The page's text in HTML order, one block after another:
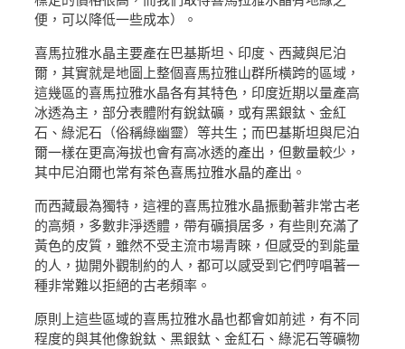
便，可以降低一些成本）。
喜馬拉雅水晶主要產在巴基斯坦、印度、西藏與尼泊
爾，其實就是地圖上整個喜馬拉雅山群所橫跨的區域，
這幾區的喜馬拉雅水晶各有其特色，印度近期以量產高
冰透為主，部分表體附有銳鈦礦，或有黑銀鈦、金紅
石、綠泥石（俗稱綠幽靈）等共生；而巴基斯坦與尼泊
爾一樣在更高海拔也會有高冰透的產出，但數量較少，
其中尼泊爾也常有茶色喜馬拉雅水晶的產出。
而西藏最為獨特，這裡的喜馬拉雅水晶振動著非常古老
的高頻，多數非淨透體，帶有礦損居多，有些則充滿了
黃色的皮質，雖然不受主流市場青睞，但感受的到能量
的人，拋開外觀制約的人，都可以感受到它們哼唱著一
種非常難以拒絕的古老頻率。
原則上這些區域的喜馬拉雅水晶也都會如前述，有不同
程度的與其他像銳鈦、黑銀鈦、金紅石、綠泥石等礦物